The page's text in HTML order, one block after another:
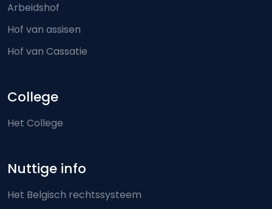
Arbeidshof
Hof van assisen
Hof van Cassatie
College
Het College
Nuttige info
Het Belgisch rechtssysteem